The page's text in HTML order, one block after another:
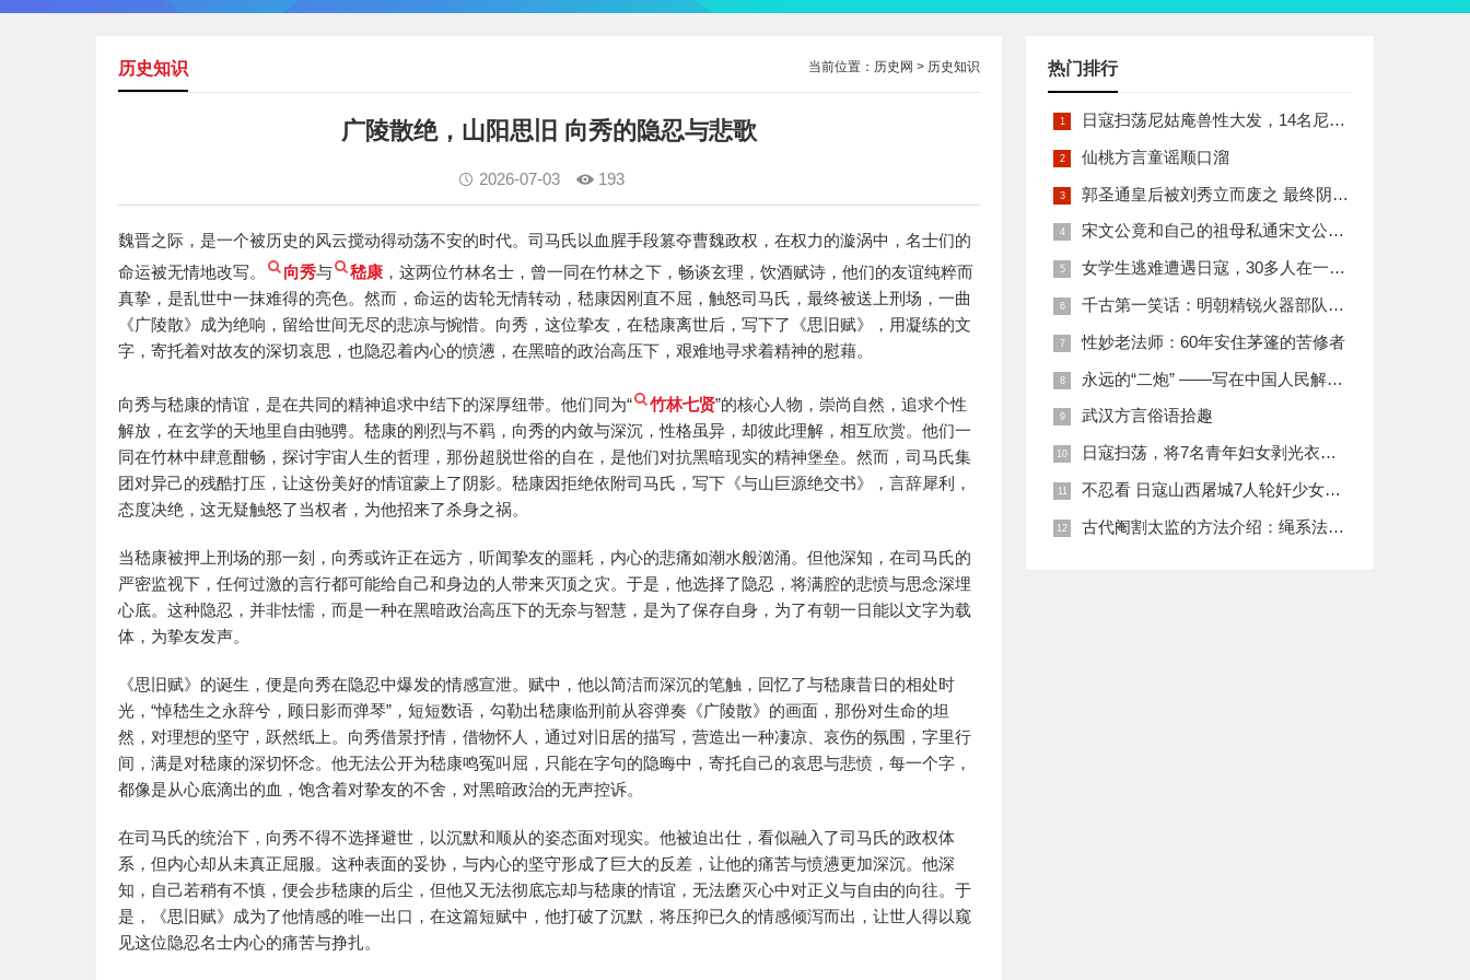
当前位置： 历史网 > 历史知识
历史知识
广陵散绝，山阳思旧 向秀的隐忍与悲歌
2026-07-03 193
魏晋之际，是一个被历史的风云搅动得动荡不安的时代。司马氏以血腥手段篡夺曹魏政权，在权力的漩涡中，名士们的
命运被无情地改写。
向秀与 嵇康 ，这两位竹林名士，曾一同在竹林之下，畅谈玄理，饮酒赋诗，他们的友谊纯粹而
真挚，是乱世中一抹难得的亮色。然而，命运的齿轮无情转动，嵇康因刚直不屈，触怒司马氏，最终被送上刑场，一曲
《广陵散》成为绝响，留给世间无尽的悲凉与惋惜。向秀，这位挚友，在嵇康离世后，写下了《思旧赋》，用凝练的文
字，寄托着对故友的深切哀思，也隐忍着内心的愤懑，在黑暗的政治高压下，艰难地寻求着精神的慰藉。
向秀与嵇康的情谊，是在共同的精神追求中结下的深厚纽带。他们同为“ 竹林七贤”的核心人物，崇尚自然，追求个性
解放，在玄学的天地里自由驰骋。嵇康的刚烈与不羁，向秀的内敛与深沉，性格虽异，却彼此理解，相互欣赏。他们一
同在竹林中肆意酣畅，探讨宇宙人生的哲理，那份超脱世俗的自在，是他们对抗黑暗现实的精神堡垒。然而，司马氏集
团对异己的残酷打压，让这份美好的情谊蒙上了阴影。嵇康因拒绝依附司马氏，写下《与山巨源绝交书》，言辞犀利，
态度决绝，这无疑触怒了当权者，为他招来了杀身之祸。
当嵇康被押上刑场的那一刻，向秀或许正在远方，听闻挚友的噩耗，内心的悲痛如潮水般汹涌。但他深知，在司马氏的
严密监视下，任何过激的言行都可能给自己和身边的人带来灭顶之灾。于是，他选择了隐忍，将满腔的悲愤与思念深埋
心底。这种隐忍，并非怯懦，而是一种在黑暗政治高压下的无奈与智慧，是为了保存自身，为了有朝一日能以文字为载
体，为挚友发声。
《思旧赋》的诞生，便是向秀在隐忍中爆发的情感宣泄。赋中，他以简洁而深沉的笔触，回忆了与嵇康昔日的相处时
光，“悼嵇生之永辞兮，顾日影而弹琴”，短短数语，勾勒出嵇康临刑前从容弹奏《广陵散》的画面，那份对生命的坦
然，对理想的坚守，跃然纸上。向秀借景抒情，借物怀人，通过对旧居的描写，营造出一种凄凉、哀伤的氛围，字里行
间，满是对嵇康的深切怀念。他无法公开为嵇康鸣冤叫屈，只能在字句的隐晦中，寄托自己的哀思与悲愤，每一个字，
都像是从心底滴出的血，饱含着对挚友的不舍，对黑暗政治的无声控诉。
在司马氏的统治下，向秀不得不选择避世，以沉默和顺从的姿态面对现实。他被迫出仕，看似融入了司马氏的政权体
系，但内心却从未真正屈服。这种表面的妥协，与内心的坚守形成了巨大的反差，让他的痛苦与愤懑更加深沉。他深
知，自己若稍有不慎，便会步嵇康的后尘，但他又无法彻底忘却与嵇康的情谊，无法磨灭心中对正义与自由的向往。于
是，《思旧赋》成为了他情感的唯一出口，在这篇短赋中，他打破了沉默，将压抑已久的情感倾泻而出，让世人得以窥
见这位隐忍名士内心的痛苦与挣扎。
热门排行
日寇扫荡尼姑庵兽性大发，14名尼姑遭玷污后集体自焚
仙桃方言童谣顺口溜
郭圣通皇后被刘秀立而废之 最终阴丽华当上了皇后 那么她的五个儿子有何结局
宋文公竟和自己的祖母私通宋文公是如何死的
女学生逃难遭遇日寇，30多人在一所小校里被集体奸淫
千古第一笑话：明朝精锐火器部队亡于一只'鸡'
性妙老法师：60年安住茅篷的苦修者
永远的“二炮” ——写在中国人民解放军火箭军组建之际
武汉方言俗语拾趣
日寇扫荡，将7名青年妇女剥光衣裤在庙前糟蹋
不忍看 日寇山西屠城7人轮奸少女后揪双腿活活分尸
古代阉割太监的方法介绍：绳系法与揉捏法